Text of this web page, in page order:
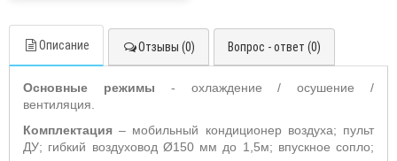
Описание Отзывы (0) Вопрос - ответ (0)
Основные режимы - охлаждение / осушение /
вентиляция.
Комплектация – мобильный кондиционер воздуха; пульт
ДУ; гибкий воздуховод Ø150 мм до 1,5м; впускное сопло;